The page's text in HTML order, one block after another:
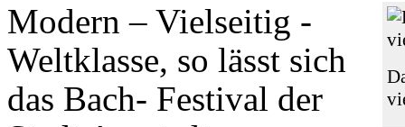
Modern – Vielseitig -
Weltklasse, so lässt sich
das Bach- Festival der